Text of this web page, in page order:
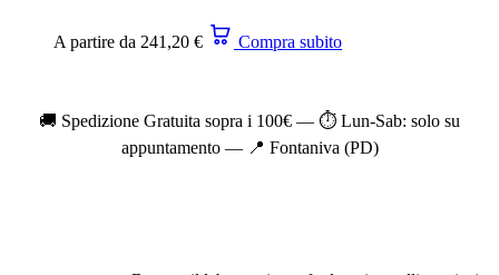
A partire da 241,20 € Compra subito
🚚 Spedizione Gratuita sopra i 100€ — ⏱️ Lun-Sab: solo su
appuntamento — 📍 Fontaniva (PD)